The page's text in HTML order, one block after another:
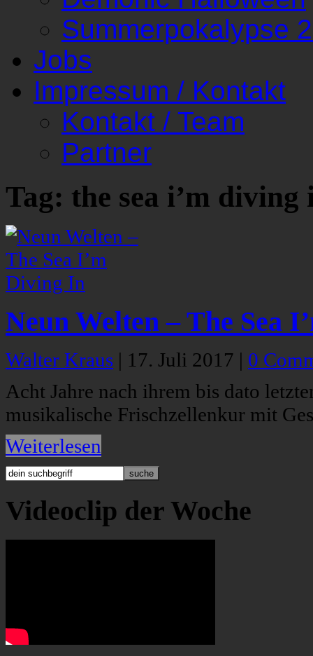
Summerpokalypse
Jobs
Impressum / Kontakt
Kontakt / Team
Partner
Tag: the sea i’m diving
Neun Welten – The Sea
Walter Kraus | 17. Juli 2017 | 0
Acht Jahre nach ihrem bis dato
musikalische Frischzellenkur mit
Weiterlesen
Videoclip der Woche